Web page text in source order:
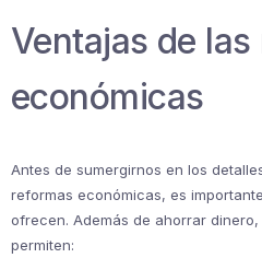
Ventajas de
económicas
Antes de sumergirnos en los
reformas económicas, es
ofrecen. Además de ahorrar
permiten: